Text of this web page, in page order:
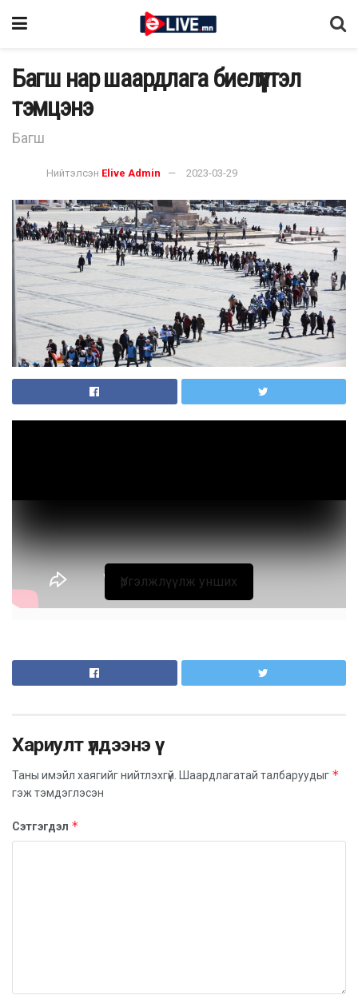
Багш нар шаардлага биелүүлтэл
тэмцэнэ
Багш
Нийтэлсэн Elive Admin 2023-03-29
Үргэлжлүүлж унших
Хариулт үлдээнэ үү
Таны имэйл хаягийг нийтлэхгүй. Шаардлагатай талбаруудыг *
гэж тэмдэглэсэн
Сэтгэгдэл *